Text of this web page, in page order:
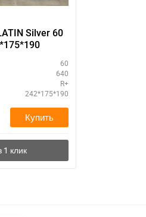
Silver 60
60
640
R+
242*175*190
Купить